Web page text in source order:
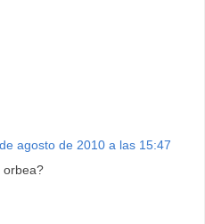
agosto de 2010 a las 15:47
orbea?